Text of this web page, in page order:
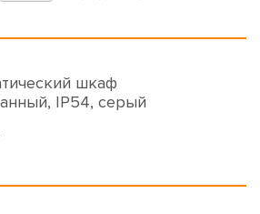
шкаф
IP54, серый